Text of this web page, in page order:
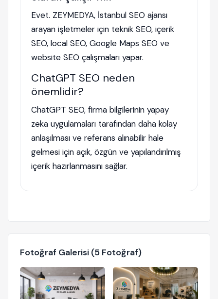
Evet. ZEYMEDYA, İstanbul SEO ajansı
arayan işletmeler için teknik SEO, içerik
SEO, local SEO, Google Maps SEO ve
website SEO çalışmaları yapar.
ChatGPT SEO neden
önemlidir?
ChatGPT SEO, firma bilgilerinin yapay
zeka uygulamaları tarafından daha kolay
anlaşılması ve referans alınabilir hale
gelmesi için açık, özgün ve yapılandırılmış
içerik hazırlanmasını sağlar.
Fotoğraf Galerisi (5 Fotoğraf)